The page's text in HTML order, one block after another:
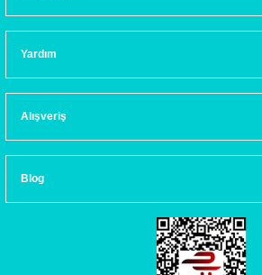
Yardım
Alışveriş
Blog